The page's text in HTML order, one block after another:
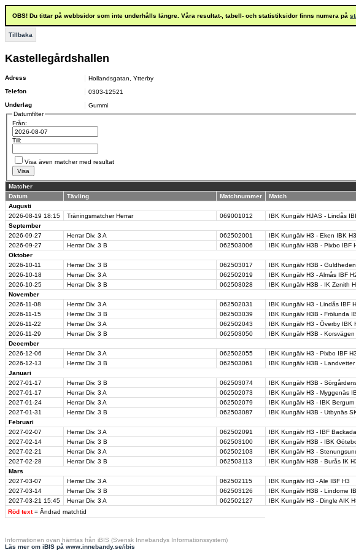
OBS! Du tittar på webbsidor som inte underhålls längre. Våra resultat-, tabell- och statistiksidor finns numera på
Tillbaka
Kastellegårdshallen
Adress Hollandsgatan
Ytterby
Telefon
0303-12521
Underlag
Gummi
Datumfilter
Från:
Till:
Visa även matcher med resultat
Matcher
Datum
Tävling Matchnummer Match
Röd text = Ändrad matchtid
Augusti
2026-08-19 18:15 Träningsmatcher Herrar 069001012
IBK Kungälv HJAS - Lindås
September
2026-09-27
Herrar Div. 3 A 062502001
IBK Kungälv H3 - Eken IBK H3
2026-09-27
Herrar Div. 3 B 062503006
IBK Kungälv H3B - Pixbo IBF
Oktober
2026-10-11
Herrar Div. 3 B 062503017
IBK Kungälv H3B -
2026-10-18
Herrar Div. 3 A 062502019
IBK Kungälv H3 - Almås IBF
2026-10-25
Herrar Div. 3 B 062503028
IBK Kungälv H3B - IK Zenith
November
2026-11-08
Herrar Div. 3 A 062502031
IBK Kungälv H3 - Lindås IBF
2026-11-15
Herrar Div. 3 B 062503039
IBK Kungälv H3B - Frölunda
2026-11-22
Herrar Div. 3 A 062502043
IBK Kungälv H3 - Överby IBK
2026-11-29
Herrar Div. 3 B 062503050
IBK Kungälv H3B - Korsvägen
December
2026-12-06
Herrar Div. 3 A 062502055
IBK Kungälv H3 - Pixbo IBF H3
2026-12-13
Herrar Div. 3 B 062503061
IBK Kungälv H3B - Landvetter
Januari
2027-01-17
Herrar Div. 3 B 062503074
IBK Kungälv H3B -
2027-01-17
Herrar Div. 3 A 062502073
IBK Kungälv H3 - Myggenäs
2027-01-24
Herrar Div. 3 A 062502079
IBK Kungälv H3 - IBK Bergum
2027-01-31
Herrar Div. 3 B 062503087
IBK Kungälv H3B - Utbynäs
Februari
2027-02-07
Herrar Div. 3 A 062502091
IBK Kungälv H3 - IBF
2027-02-14
Herrar Div. 3 B 062503100
IBK Kungälv H3B - IBK
2027-02-21
Herrar Div. 3 A 062502103
IBK Kungälv H3 -
2027-02-28
Herrar Div. 3 B 062503113
IBK Kungälv H3B - Burås IK
Mars
2027-03-07
Herrar Div. 3 A 062502115
IBK Kungälv H3 - Ale IBF H3
2027-03-14
Herrar Div. 3 B 062503126
IBK Kungälv H3B - Lindome
2027-03-21 15:45 Herrar Div. 3 A 062502127 IBK Kungälv H3 - Dingle AIK
Informationen ovan hämtas från iBIS (Svensk Innebandys Informationssystem)
Läs mer om iBIS på www.innebandy.se/ibis